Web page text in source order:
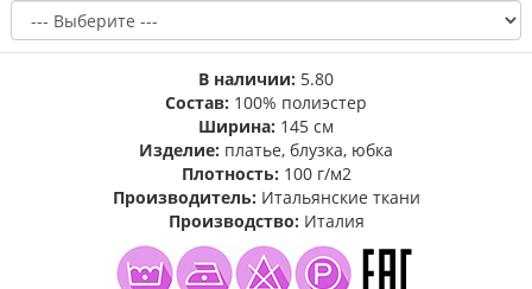
В наличии: 5.80
Состав: 100% полиэстер
Ширина: 145 см
Изделие: платье, блузка, юбка
Плотность: 100 г/м2
Производитель: Итальянские ткани
Производство: Италия